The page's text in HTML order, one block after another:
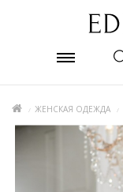
ЖЕНСКАЯ ОДЕЖДА